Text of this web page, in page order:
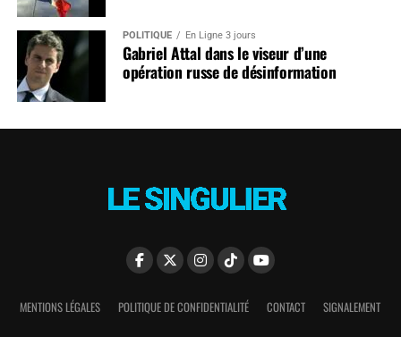
POLITIQUE En Ligne 3 jours
Gabriel Attal dans le viseur d’une
opération russe de désinformation
MENTIONS LÉGALES POLITIQUE DE CONFIDENTIALITÉ CONTACT SIGNALEMENT